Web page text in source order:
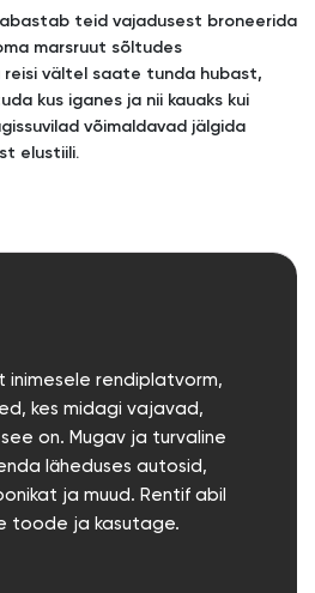
teid vajadusest broneerida
marsruut sõltudes
reisi vältel saate tunda hubast,
kus iganes ja nii kauaks kui
võimaldavad jälgida
elustiili.
inimesele rendiplatvorm,
kes midagi vajavad,
on. Mugav ja turvaline
läheduses autosid,
ja muud. Rentif abil
toode ja kasutage.